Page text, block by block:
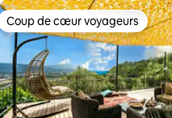
Coup de cœur voyageurs
Coup de cœur voyageurs